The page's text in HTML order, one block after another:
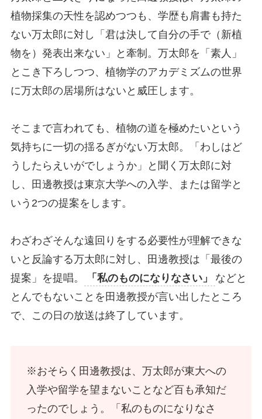
植物採集の天性を認めつつも、学歴も肩書も持た
ない万太郎に対し「君は決して自分の手で（新植
物を）発表出来ない」と牽制。万太郎を「素人」
とこき下ろしつつ、植物学のアカデミズムの世界
に万太郎の居場所はないと威圧します。
そこまで言われても、植物の道を極めたいという
気持ちに一切の揺るぎがない万太郎。「わしはど
うしたらえいがでしょうか」と聞く万太郎に対
し、田邊教授は東京大学への入学、または留学と
いう2つの提案をします。
わざわざそんな遠回りをする必要性が理解できな
いと反論する万太郎に対し、田邊教授は「最後の
提案」を提唱。
「私のものになりなさい」
などと
とんでもないことを田邊教授が言い出したところ
で、この日の放送は終了しています。
※おそらく田邊教授は、万太郎が東大への
入学や留学を望まないことなど百も承知だ
ったのでしょう。「私のものになりなさ